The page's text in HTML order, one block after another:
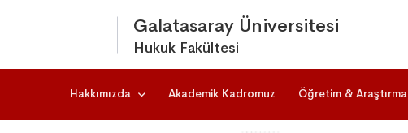
Galatasaray Üniversitesi
Hukuk Fakültesi
Hakkımızda Akademik Kadromuz Öğretim & Araştırma